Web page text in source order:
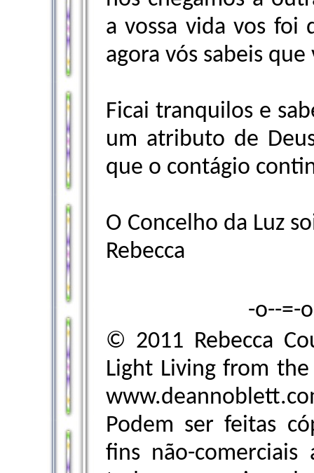
a vossa vida vos foi
agora vós sabeis que
Ficai tranquilos e
um atributo de
que o contágio
O Concelho da Luz
Rebecca
-o--=-
© 2011 Rebecca
Light Living from
Podem ser feitas
fins não-comerciais